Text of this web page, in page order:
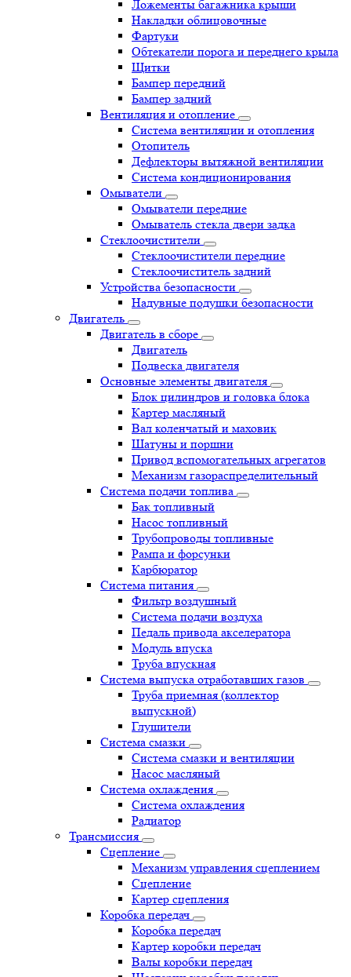
Ложементы багажника крыши
Накладки облицовочные
Фартуки
Обтекатели порога и переднего крыла
Щитки
Бампер передний
Бампер задний
Вентиляция и отопление
Система вентиляции и отопления
Отопитель
Дефлекторы вытяжной вентиляции
Система кондиционирования
Омыватели
Омыватели передние
Омыватель стекла двери задка
Стеклоочистители
Стеклоочистители передние
Стеклоочиститель задний
Устройства безопасности
Надувные подушки безопасности
Двигатель
Двигатель в сборе
Двигатель
Подвеска двигателя
Основные элементы двигателя
Блок цилиндров и головка блока
Картер масляный
Вал коленчатый и маховик
Шатуны и поршни
Привод вспомогательных агрегатов
Механизм газораспределительный
Система подачи топлива
Бак топливный
Насос топливный
Трубопроводы топливные
Рампа и форсунки
Карбюратор
Система питания
Фильтр воздушный
Система подачи воздуха
Педаль привода акселератора
Модуль впуска
Труба впускная
Система выпуска отработавших газов
Труба приемная (коллектор
выпускной)
Глушители
Система смазки
Система смазки и вентиляции
Насос масляный
Система охлаждения
Система охлаждения
Радиатор
Трансмиссия
Сцепление
Механизм управления сцеплением
Сцепление
Картер сцепления
Коробка передач
Коробка передач
Картер коробки передач
Валы коробки передач